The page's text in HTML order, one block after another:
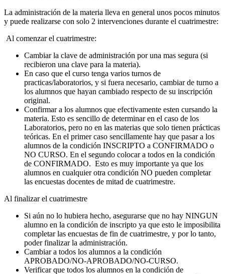
La administración de la materia lleva en general unos pocos minutos
y puede realizarse con solo 2 intervenciones durante el cuatrimestre:
Al comenzar el cuatrimestre:
Cambiar la clave de administración por una mas segura (si
recibieron una clave para la materia).
En caso que el curso tenga varios turnos de
practicas/laboratorios, y si fuera necesario, cambiar de turno a
los alumnos que hayan cambiado respecto de su inscripción
original.
Confirmar a los alumnos que efectivamente esten cursando la
materia. Esto es sencillo de determinar en el caso de los
Laboratorios, pero no en las materias que solo tienen prácticas
teóricas. En el primer caso sencillamente hay que pasar a los
alumnos de la condición INSCRIPTO a CONFIRMADO o
NO CURSO. En el segundo colocar a todos en la condición
de CONFIRMADO. Esto es muy importante ya que los
alumnos en cualquier otra condición NO pueden completar
las encuestas docentes de mitad de cuatrimestre.
Al finalizar el cuatrimestre
Si aún no lo hubiera hecho, asegurarse que no hay NINGUN
alumno en la condición de inscripto ya que esto le imposibilita
completar las encuestas de fin de cuatrimestre, y por lo tanto,
poder finalizar la administración.
Cambiar a todos los alumnos a la condición
APROBADO/NO-APROBADO/NO-CURSO.
Verificar que todos los alumnos en la condición de